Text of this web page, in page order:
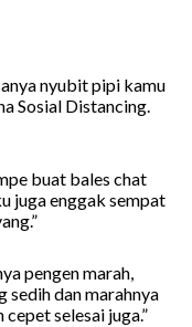
nyubit pipi kamu
Sosial Distancing.
buat bales chat
juga enggak sempat
pengen marah,
sedih dan marahnya
selesai juga.”